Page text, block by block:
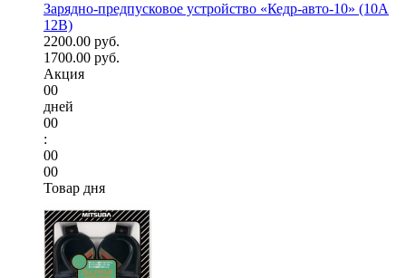
Зарядно-предпусковое устройство «Кедр-авто-10» (10A
12В)
2200.00 руб.
1700.00 руб.
Акция
00
дней
00
:
00
00
Товар дня